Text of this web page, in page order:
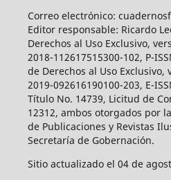
Correo electrónico:
Editor responsable: Ricardo
Derechos al Uso Exclusivo,
2018-112617515300-102, P-
de Derechos al Uso
2019-092616190100-203, E-
Título No. 14739, Licitud de
12312, ambos otorgados por
de Publicaciones y Revistas
Secretaría de Gobernación.
Sitio actualizado el 04 de